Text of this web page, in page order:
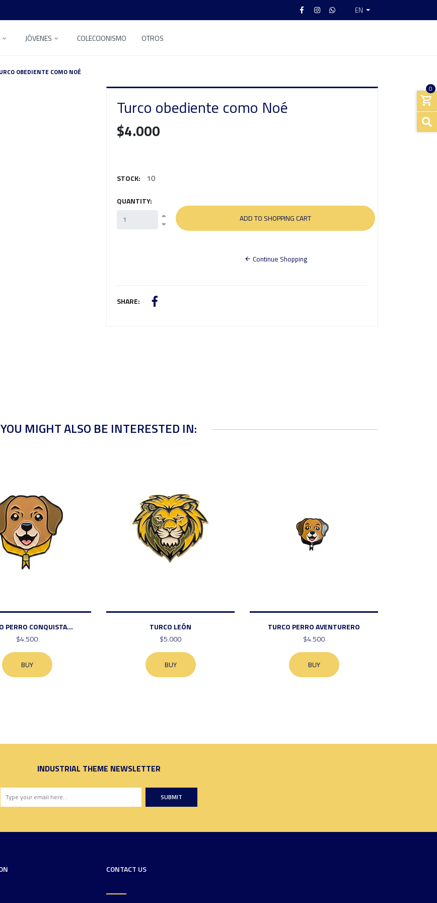
EN
JÓVENES COLECCIONISMO OTROS
0
OBEDIENTE COMO NOÉ
Turco obediente como Noé
$4.000
STOCK: 10
QUANTITY:
Continue Shopping
SHARE:
YOU MIGHT ALSO BE INTERESTED IN:
PERRO CONQUISTA...
$4.500
BUY
TURCO LEÓN
$5.000
BUY
TURCO PERRO AVENTURERO
$4.500
BUY
INDUSTRIAL THEME NEWSLETTER
SUBMIT
CONTACT US